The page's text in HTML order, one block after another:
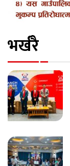
भर्खरै